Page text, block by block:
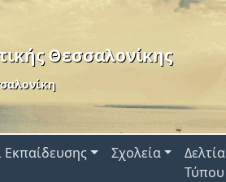
Θεσσαλονίκης
Εκπαίδευσης Σχολεία
Δελτία
Τύπου